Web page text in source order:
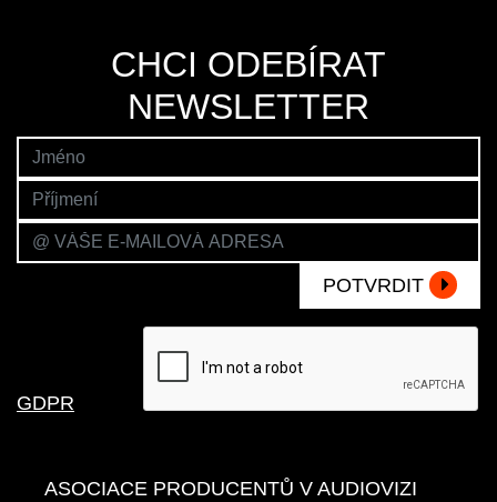
CHCI ODEBÍRAT
NEWSLETTER
POTVRDIT
GDPR
ASOCIACE PRODUCENTŮ V AUDIOVIZI